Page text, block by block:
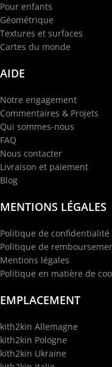
Pour enfants
Géométrique
Textures et surfaces
Cartes du monde
AIDE
Notre engagement
Commentaires & Projets
Qui sommes-nous
FAQ
Nous contacter
Livraison et paiement
Blog
MENTIONS LÉGALES
Politique de confidentialité
Politique de
Mentions légales
Politique en matière de
EMPLACEMENT
kith2kin Allemagne
kith2kin Pologne
kith2kin Ukraine